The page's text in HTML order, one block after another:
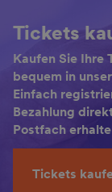
Tickets
Kaufen Sie Ihre
bequem in
Einfach
Bezahlung
Postfach
Tickets